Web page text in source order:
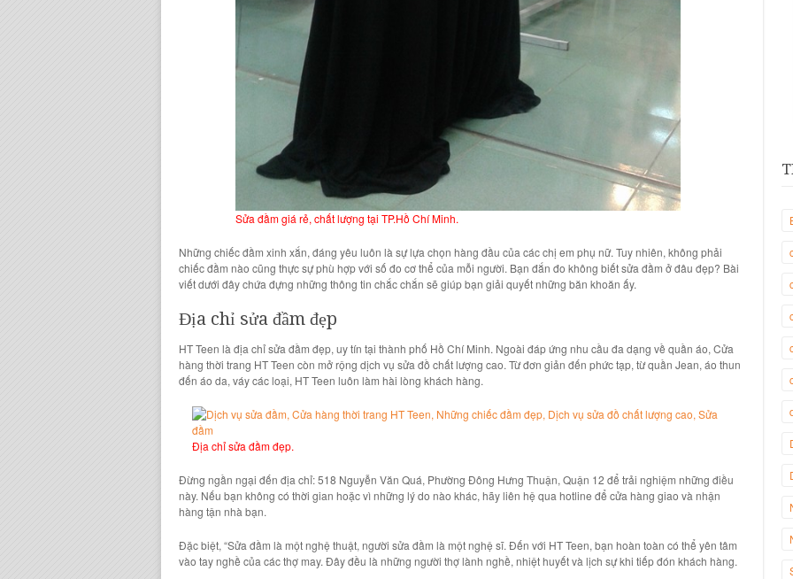
Sửa đầm giá rẻ, chất lượng tại TP.Hồ Chí Minh.
Những chiếc đầm xinh xắn, đáng yêu luôn là sự lựa chọn hàng đầu của các chị em phụ nữ. Tuy nhiên, không phải
chiếc đầm nào cũng thực sự phù hợp với số đo cơ thể của mỗi người. Bạn đắn đo không biếtsửa đầm ở đâu đẹp? Bài
viết dưới đây chứa đựng những thông tin chắc chắn sẽ giúp bạn giải quyết những băn khoăn ấy.
Địa chỉ sửa đầm đẹp
HT Teen là địa chỉ sửa đầm đẹp, uy tín tại thành phố Hồ Chí Minh. Ngoài đáp ứng nhu cầu đa dạng về quần áo, Cửa
hàng thời trang HT Teen còn mở rộng dịch vụ sửa đồ chất lượng cao. Từ đơn giản đến phức tạp, từ quần Jean, áo thun
đến áo da, váycác loại, HT Teen luôn làm hài lòng khách hàng.
Địa chỉ sửa đầm đẹp.
Đừng ngần ngại đến địa chỉ:518 Nguyễn Văn Quá, Phường Đông Hưng Thuận, Quận 12 để trải nghiệm những điều
này. Nếu bạn không có thời gian hoặc vì những lý do nào khác, hãy liên hệ qua hotline để cửa hàng giao và nhận
hàng tận nhà bạn.
Đặc biệt, “Sửa đầm là một nghệ thuật, người sửa đầm là một nghệ sĩ. Đến với HT Teen, bạn hoàn toàn có thể yên tâm
vào tay nghề của cácthợ may. Đây đều là những người thợlành nghề, nhiệt huyết và lịch sựkhi tiếp đón khách hàng.